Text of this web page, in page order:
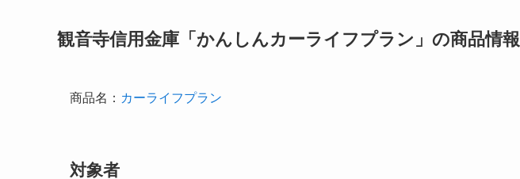
観音寺信用金庫「かんしんカーライフプラン」の商品情報
商品名： カーライフプラン
対象者